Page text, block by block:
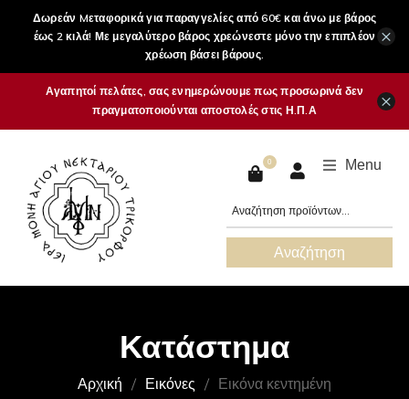
Δωρεάν Mεταφορικά για παραγγελίες από 60€ και άνω με βάρος
έως 2 κιλά! Με μεγαλύτερο βάρος χρεώνεστε μόνο την επιπλέον
χρέωση βάσει βάρους.
×
Αγαπητοί πελάτες, σας ενημερώνουμε πως προσωρινά δεν
πραγματοποιούνται αποστολές στις Η.Π.Α
×
0 Menu
Αναζήτηση
Κατάστημα
Αρχική Εικόνες
Εικόνα κεντημένη